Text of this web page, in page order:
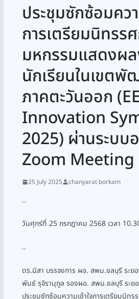
ประชุมซักซ้อมควา
การเตรียมนิทรร
มหกรรมแสดงผ
นักเรียนในเขตพั
ภาคตะวันออก
Innovation
2025) ผ่านระบบ
Zoom Meeting
25 July 2025 chanyarat borkam
..
วันศุกร์ที่ 25 กรกฎาคม 2568 เวลา
..
ดร.นิสา บรรจงการ ผอ. สพม.ชลบุรี ระย
พันธ์ รุจิรานุกูล รองผอ. สพม.ชลบุรี ระยอ
ประชุมซักซ้อมความเข้าใจการเตรียมนิท